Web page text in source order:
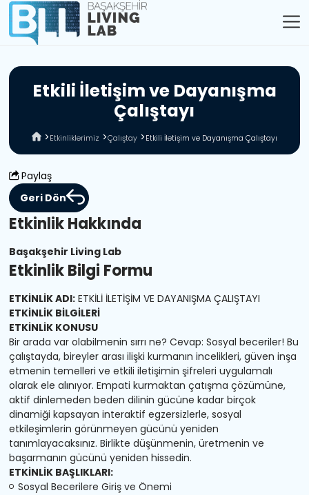
Etkili İletişimve Dayanışma
Çalıştayı
Etkinliklerimiz Çalıştay Etkili İletişim ve Dayanışma Çalıştayı
Paylaş
Geri Dön
Etkinlik Hakkında
Başakşehir Living Lab
Etkinlik Bilgi Formu
ETKİNLİK ADI: ETKİLİ İLETİŞİM VE DAYANIŞMA ÇALIŞTAYI
ETKİNLİK BİLGİLERİ
ETKİNLİK KONUSU
Bir arada var olabilmenin sırrı ne? Cevap: Sosyal beceriler! Bu
çalıştayda, bireyler arası ilişki kurmanın incelikleri, güven inşa
etmenin temelleri ve etkili iletişimin şifreleri uygulamalı
olarak ele alınıyor. Empati kurmaktan çatışma çözümüne,
aktif dinlemeden beden dilinin gücüne kadar birçok
dinamiği kapsayan interaktif egzersizlerle, sosyal
etkileşimlerin görünmeyen gücünü yeniden
tanımlayacaksınız. Birlikte düşünmenin, üretmenin ve
başarmanın gücünü yeniden hissedin.
ETKİNLİK BAŞLIKLARI:
Sosyal Becerilere Giriş ve Önemi